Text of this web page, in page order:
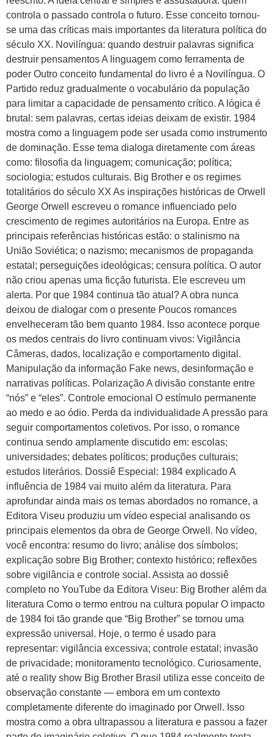
controla o passado controla o futuro. Esse conceito tornou-
se uma das críticas mais importantes da literatura política do
século XX. Novilíngua: quando destruir palavras significa
destruir pensamentos A linguagem como ferramenta de
poder Outro conceito fundamental do livro é a Novilíngua. O
Partido reduz gradualmente o vocabulário da população
para limitar a capacidade de pensamento crítico. A lógica é
brutal: sem palavras, certas ideias deixam de existir. 1984
mostra como a linguagem pode ser usada como instrumento
de dominação. Esse tema dialoga diretamente com áreas
como: filosofia da linguagem; comunicação; política;
sociologia; estudos culturais. Big Brother e os regimes
totalitários do século XX As inspirações históricas de Orwell
George Orwell escreveu o romance influenciado pelo
crescimento de regimes autoritários na Europa. Entre as
principais referências históricas estão: o stalinismo na
União Soviética; o nazismo; mecanismos de propaganda
estatal; perseguições ideológicas; censura política. O autor
não criou apenas uma ficção futurista. Ele escreveu um
alerta. Por que 1984 continua tão atual? A obra nunca
deixou de dialogar com o presente Poucos romances
envelheceram tão bem quanto 1984. Isso acontece porque
os medos centrais do livro continuam vivos: Vigilância
Câmeras, dados, localização e comportamento digital.
Manipulação da informação Fake news, desinformação e
narrativas políticas. Polarização A divisão constante entre
“nós” e “eles”. Controle emocional O estímulo permanente
ao medo e ao ódio. Perda da individualidade A pressão para
seguir comportamentos coletivos. Por isso, o romance
continua sendo amplamente discutido em: escolas;
universidades; debates políticos; produções culturais;
estudos literários. Dossiê Especial: 1984 explicado A
influência de 1984 vai muito além da literatura. Para
aprofundar ainda mais os temas abordados no romance, a
Editora Viseu produziu um vídeo especial analisando os
principais elementos da obra de George Orwell. No vídeo,
você encontra: resumo do livro; análise dos símbolos;
explicação sobre Big Brother; contexto histórico; reflexões
sobre vigilância e controle social. Assista ao dossiê
completo no YouTube da Editora Viseu: Big Brother além da
literatura Como o termo entrou na cultura popular O impacto
de 1984 foi tão grande que “Big Brother” se tornou uma
expressão universal. Hoje, o termo é usado para
representar: vigilância excessiva; controle estatal; invasão
de privacidade; monitoramento tecnológico. Curiosamente,
até o reality show Big Brother Brasil utiliza esse conceito de
observação constante — embora em um contexto
completamente diferente do imaginado por Orwell. Isso
mostra como a obra ultrapassou a literatura e passou a fazer